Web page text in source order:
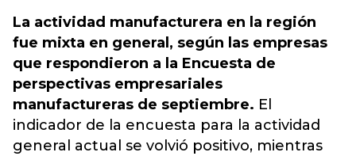
La actividad manufacturera en la región
fue mixta en general, según las empresas
que respondieron a la Encuesta de
perspectivas empresariales
manufactureras de septiembre. El
indicador de la encuesta para la actividad
general actual se volvió positivo, mientras